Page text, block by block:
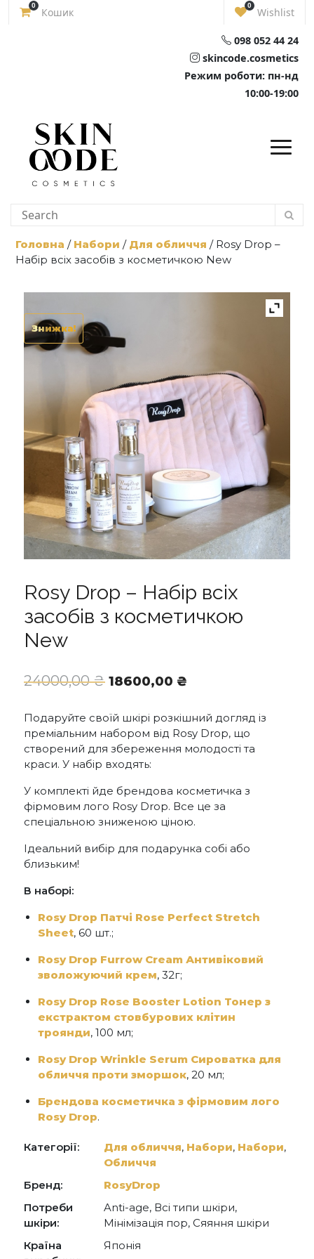
Skip
0
Кошик
0
Wishlist
098 052 44 24
skincode.cosmetics
Режим роботи: пн-нд
10:00-19:00
Головна / Набори / Для обличчя / Rosy Drop –
Набір всіх засобів з косметичкою New
Знижка!
Rosy Drop – Набір всіх
засобів з косметичкою
New
24000,00₴ Оригінальна
24000,00 ₴.
18600,00 ₴
18600,00 ₴.
Подаруйте своїй шкірі розкішний догляд із
преміальним набором від Rosy Drop, що
створений для збереження молодості та
краси. У набір входять:
У комплекті йде брендова косметичка з
фірмовим лого Rosy Drop. Все це за
спеціальною зниженою ціною.
Ідеальний вибір для подарунка собі або
близьким!
В наборі:
Rosy Drop Патчi Rose Perfect Stretch
Sheet, 60 шт.;
Rosy Drop Furrow Cream Антивіковий
зволожуючий крем, 32г;
Rosy Drop Rose Booster Lotion Тонер з
екстрактом стовбурових клітин
троянди, 100 мл;
Rosy Drop Wrinkle Serum Сироватка для
обличчя проти зморшок, 20 мл;
Брендова косметичка з фірмовим лого
Rosy Drop.
Категорії: Для обличчя, Набори, Набори,
Обличчя
Бренд:
RosyDrop
Потреби
шкіри:
Anti-age, Всі типи шкіри,
Мінімізація пор, Сяяння шкіри
Країна
Японія